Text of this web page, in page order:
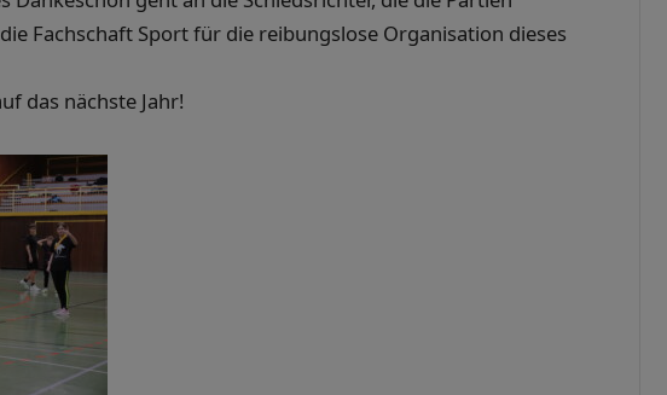
Fachschaft Sport für die reibungslose Organisation dieses
das nächste Jahr!